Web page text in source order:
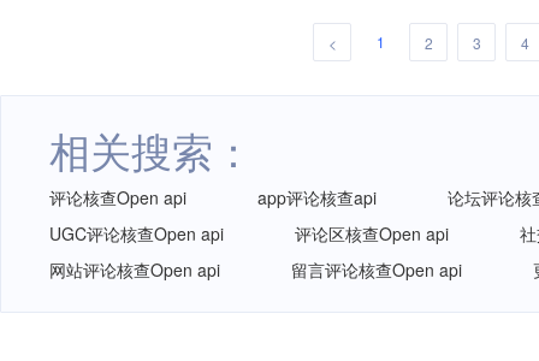
< 1 2 3 4
相关搜索：
评论核查Open api app评论核查api
论坛评论核
UGC评论核查Open api
评论区核查Open api
网站评论核查Open api
留言评论核查Open api